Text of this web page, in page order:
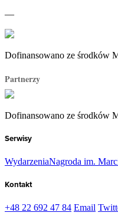
—
Dofinansowano ze środków
Partnerzy
Dofinansowano ze środków
Serwisy
WydarzeniaNagroda im.
Kontakt
+48 22 692 47 84 Email